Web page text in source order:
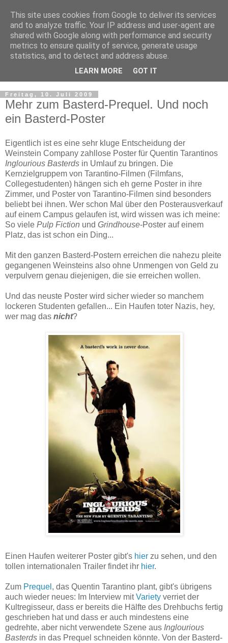
Freitag, 10. Juli 2009
Mehr zum Basterd-Prequel. Und noch
ein Basterd-Poster
Eigentlich ist es eine sehr kluge Entscheidung der
Weinstein Company zahllose Poster für Quentin Tarantinos
Inglourious Basterds in Umlauf zu bringen. Die
Kernzielgruppem von Tarantino-Filmen (Filmfans,
Collegestudenten) hängen sich eh gerne Poster in ihre
Zimmer, und Poster von Tarantino-Filmen sind besonders
beliebt bei ihnen. Wer schon Mal über den Posterausverkauf
auf einem Campus gelaufen ist, wird wissen was ich meine:
So viele Pulp Fiction und Grindhouse-Poster auf einem
Platz, das ist schon ein Ding...
Mit den ganzen Basterd-Postern erreichen die nahezu pleite
gegangenen Weinsteins also ohne Unmengen von Geld zu
verpulvern genau diejenigen, die sie erreichen wollen.
Und das neuste Poster wird sicher wieder so manchem
lockeren Studenten gefallen... Ein Haufen toter Nazis, hey,
wer mag das nicht?
Einen Haufen weiterer Poster gibt's hier zu sehen, und den
tollen internationalen Trailer findet ihr hier.
Zum Prequel , das Quentin Tarantino plant, gibt's übrigens
auch wieder neues: Im Interview mitVariety verriet der
Kultregisseur, dass er bereits die Hälfte des Drehbuchs fertig
geschrieben hat und dass er auch mindestens eine
gedrehte, aber nicht verwendete Szene aus Inglourious
Basterds in das Prequel schneiden könnte. Von der Basterd-
This site uses cookies from Google to deliver its services
and to analyze traffic. Your IP address and user-agent are
shared with Google along with performance and security
metrics to ensure quality of service, generate usage
statistics, and to detect and address abuse.
LEARN MORE GOT IT